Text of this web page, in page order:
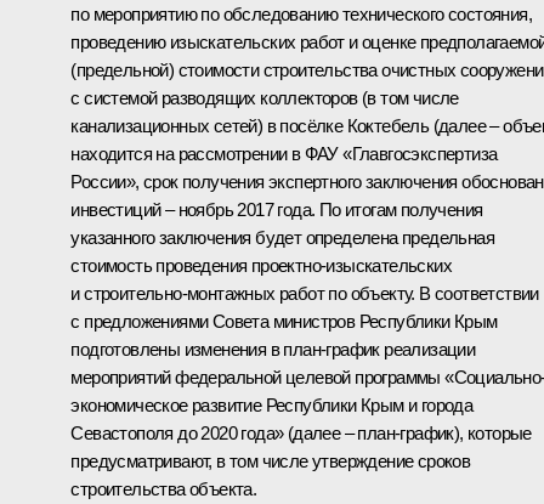
по мероприятию по обследованию технического состояния,
проведению изыскательских работ и оценке
(предельной) стоимости строительства очистных
с системой разводящих коллекторов (в том числе
канализационных сетей) в посёлке Коктебель (далее –
находится на рассмотрении в ФАУ «Главгосэкспертиза
России», срок получения экспертного заключения
инвестиций – ноябрь 2017 года. По итогам получения
указанного заключения будет определена предельная
стоимость проведения проектно-изыскательских
и строительно-монтажных работ по объекту. В соответствии
с предложениями Совета министров Республики Крым
подготовлены изменения в план-график реализации
мероприятий федеральной целевой программы
экономическое развитие Республики Крым и города
Севастополя до 2020 года» (далее – план-график), которые
предусматривают, в том числе утверждение сроков
строительства объекта.